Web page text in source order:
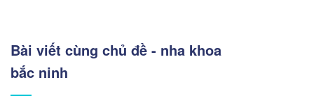
Bài viết cùng chủ đề - nha khoa
bắc ninh